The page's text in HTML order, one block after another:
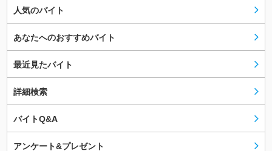
人気のバイト
あなたへのおすすめバイト
最近見たバイト
詳細検索
バイトQ&A
アンケート&プレゼント